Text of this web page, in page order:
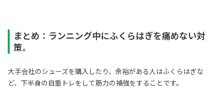
まとめ：ランニング中にふくらはぎを痛めない対
策。
大手会社のシューズを購入したり、余裕がある人はふくらはぎな
ど、下半身の自重トレをして筋力の補強をすることです。